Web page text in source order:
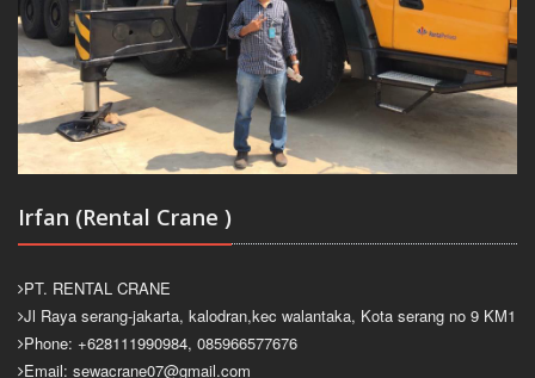
Irfan (Rental Crane )
PT. RENTAL CRANE
Jl Raya serang-jakarta, kalodran,kec walantaka, Kota serang no 9 KM1
Phone: +628111990984, 085966577676
Email: sewacrane07@gmail.com